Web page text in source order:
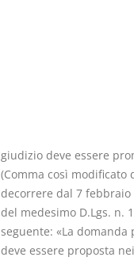
giudizio deve essere
(Comma così modificato
decorrere dal 7 febbraio
del medesimo D.Lgs. n.
seguente: «La
deve essere proposta